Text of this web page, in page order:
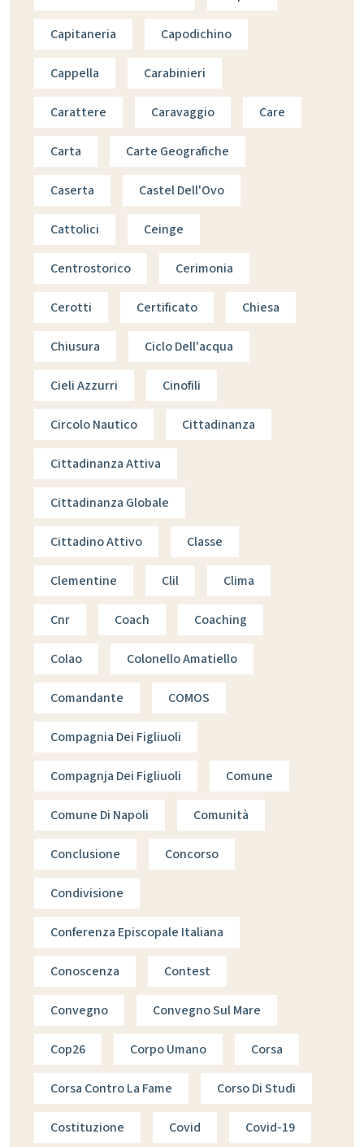
Capitaneria Capodichino
Cappella Carabinieri
Carattere Caravaggio Care
Carta Carte Geografiche
Caserta Castel Dell'Ovo
Cattolici Ceinge
Centrostorico Cerimonia
Cerotti Certificato Chiesa
Chiusura Ciclo Dell'acqua
Cieli Azzurri Cinofili
Circolo Nautico Cittadinanza
Cittadinanza Attiva
Cittadinanza Globale
Cittadino Attivo Classe
Clementine Clil Clima
Cnr Coach Coaching
Colao Colonello Amatiello
Comandante COMOS
Compagnia Dei Figliuoli
Compagnja Dei Figliuoli Comune
Comune Di Napoli Comunità
Conclusione Concorso
Condivisione
Conferenza Episcopale Italiana
Conoscenza Contest
Convegno Convegno Sul Mare
Cop26 Corpo Umano Corsa
Corsa Contro La Fame Corso Di Studi
Costituzione Covid Covid-19